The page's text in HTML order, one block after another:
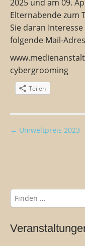
2025 und am 09.
Elternabende zum
Sie daran
folgende Mail-
cybergrooming
Teilen
B
a
g
s
n
← Umweltpreis 2023
S
u
h
e